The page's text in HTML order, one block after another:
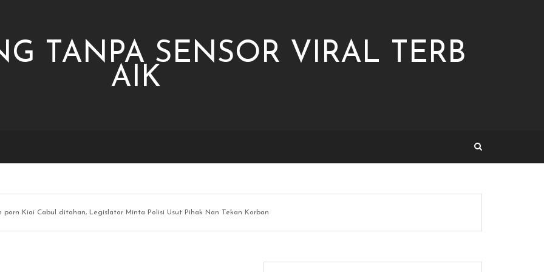
TANPA SENSOR VIRAL TERB
AIK
porn Kiai Cabul ditahan, Legislator Minta Polisi Usut Pihak Nan Tekan Korban